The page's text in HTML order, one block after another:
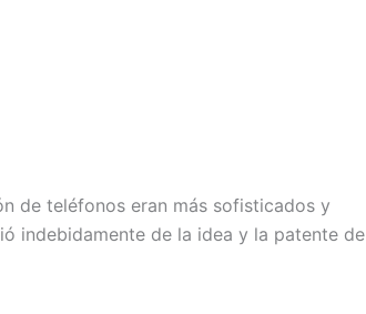
de teléfonos eran más sofisticados y
indebidamente de la idea y la patente de